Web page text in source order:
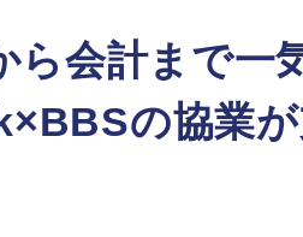
サービス資料ダウンロード
ら会計まで一
の協業